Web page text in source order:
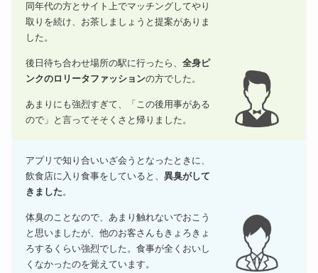
同年代の方とサイト上でマッチングしてやり
取りを続け、お茶しましょうと提案がありま
した。
後日待ち合わせ場所の駅に行ったら、 全身ピ
ンクのロリータファッションの方でした。
あまりにも強烈すぎて、「この後用事がある
ので」と言ってそそくさと帰りました。
アプリで知り合いいざ会うとなったときに、
飲食店に入り食事をしていると、 異臭がして
きました。
体臭のことなので、あまり触れないでおこう
と思いましたが、他のお客さんもきょろきょ
ろするくらい強烈でした。食事が全くおいし
くなかったのを覚えています。